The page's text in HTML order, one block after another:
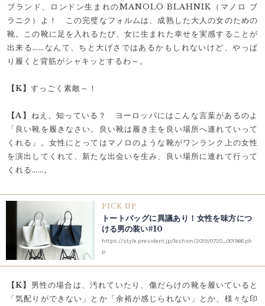
ブランド、ロンドン生まれのMANOLO BLAHNIK（マノロ ブ
ラニク）よ！ この完璧なフォルムは、成熟した大人の女のための
靴。この靴に足を入れるたび、女に生まれた幸せを実感することが
出来る……なんて、ちと大げさではあるかもしれないけど、やっぱ
り履くと背筋がシャキッとするわ～。
【K】 すっごく素敵～！
【A】 ねえ、知っている？ ヨーロッパにはこんな言葉があるのよ
「良い靴を履きなさい。良い靴は履き主を良い場所へ連れていって
くれる」。女性にとってはマノロのような靴がワンランク上の女性
を演出してくれて、新たな出会いを生み、良い場所に連れて行って
くれる……。
PICK UP
トートバッグに異議あり！女性を味方につ
ける男の装い#10
https://style.president.jp/fashion/2019/0720_001968.ph
p
【K】 男性の場合は、汚れていたり、傷だらけの靴を履いていると
「気配りができない」とか「余裕が感じられない」とか、様々な印